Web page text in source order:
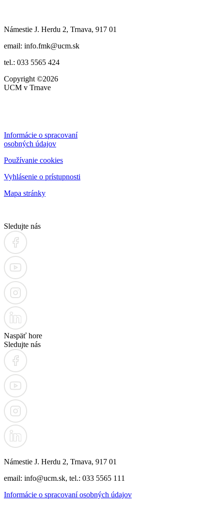
Námestie J. Herdu 2, Trnava, 917 01
email: info.fmk@ucm.sk
tel.: 033 5565 424
Copyright ©2026
UCM v Trnave
Informácie o spracovaní
osobných údajov
Používanie cookies
Vyhlásenie o prístupnosti
Mapa stránky
Sledujte nás
Naspäť hore
Sledujte nás
Námestie J. Herdu 2, Trnava, 917 01
email: info@ucm.sk, tel.: 033 5565 111
Informácie o spracovaní osobných údajov